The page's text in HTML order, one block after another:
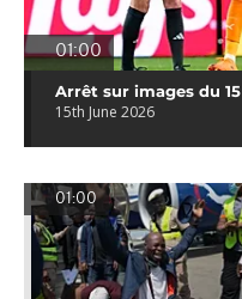
01:00
Arrêt sur images du
15th June 2026
01:00